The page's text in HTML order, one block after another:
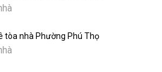
tòa nhà Phường Phú Thọ